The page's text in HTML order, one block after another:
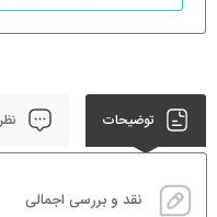
توضیحات
نقد و بررسی اجمالی